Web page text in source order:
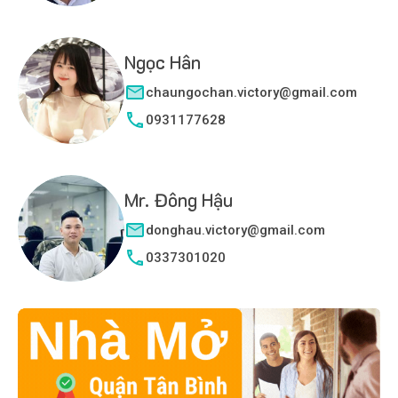
Ngọc Hân
chaungochan.victory@gmail.com
0931177628
Mr. Đông Hậu
donghau.victory@gmail.com
0337301020